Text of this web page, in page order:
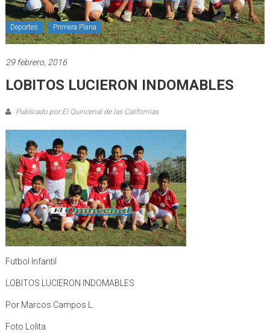
Deportes Primera Plana
29 febrero, 2016
LOBITOS LUCIERON INDOMABLES
Publicado por:El Quincenal de las Californias
Futbol Infantil
LOBITOS LUCIERON INDOMABLES
Por Marcos Campos L.
Foto Lolita